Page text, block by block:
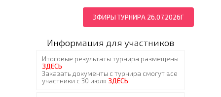
ЭФИРЫ ТУРНИРА 26.07.2026Г
Информация для участников